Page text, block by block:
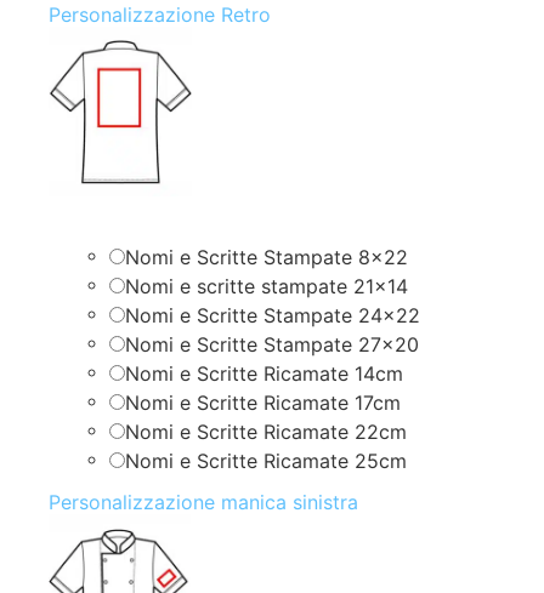
Personalizzazione Retro
Nomi e Scritte Stampate 8×22
Nomi e scritte stampate 21×14
Nomi e Scritte Stampate 24×22
Nomi e Scritte Stampate 27×20
Nomi e Scritte Ricamate 14cm
Nomi e Scritte Ricamate 17cm
Nomi e Scritte Ricamate 22cm
Nomi e Scritte Ricamate 25cm
Personalizzazione manica sinistra